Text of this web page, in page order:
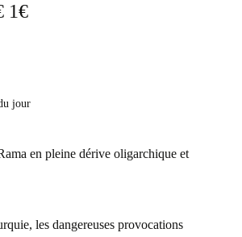
1€
jour
en pleine dérive oligarchique et
les dangereuses provocations